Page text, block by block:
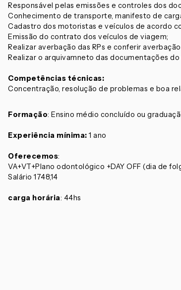
Responsável pelas emissões e controles dos
Conhecimento de transporte, manifesto de
Cadastro dos motoristas e veículos de acordo
Emissão do contrato dos veículos de viagem;
Realizar averbação das RPs e conferir
Realizar o arquivamneto das documentações do
Competências técnicas:
Concentração, resolução de problemas e boa
Formação: Ensino médio concluído ou
Experiência mínima: 1 ano
Oferecemos:
VA+VT+Plano odontológico +DAY OFF (dia de
Salário 1748,14
carga horária: 44hs